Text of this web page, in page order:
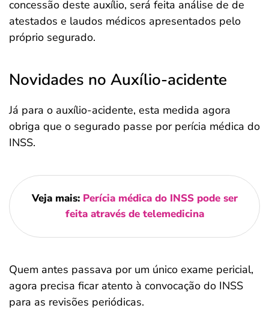
concessão deste auxílio, será feita análise de de
atestados e laudos médicos apresentados pelo
próprio segurado.
Novidades no Auxílio-acidente
Já para o auxílio-acidente, esta medida agora
obriga que o segurado passe por perícia médica do
INSS.
Veja mais: Perícia médica do INSS pode ser
feita através de telemedicina
Quem antes passava por um único exame pericial,
agora precisa ficar atento à convocação do INSS
para as revisões periódicas.